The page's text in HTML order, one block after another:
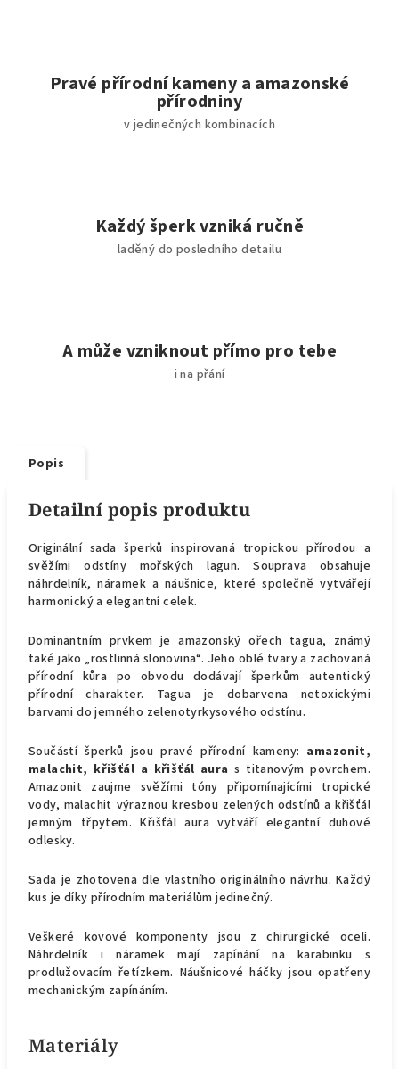
Pravé přírodní kameny a amazonské
přírodniny
v jedinečných kombinacích
Každý šperk vzniká ručně
laděný do posledního detailu
A může vzniknout přímo pro tebe
i na přání
Popis
Detailní popis produktu
Originální sada šperků inspirovaná tropickou přírodou a
svěžími odstíny mořských lagun. Souprava obsahuje
náhrdelník, náramek a náušnice, které společně vytvářejí
harmonický a elegantní celek.
Dominantním prvkem je amazonský ořech tagua, známý
také jako „rostlinná slonovina“. Jeho oblé tvary a zachovaná
přírodní kůra po obvodu dodávají šperkům autentický
přírodní charakter. Tagua je dobarvena netoxickými
barvami do jemného zelenotyrkysového odstínu.
Součástí šperků jsou pravé přírodní kameny: amazonit,
malachit, křišťál a křišťál aura s titanovým povrchem.
Amazonit zaujme svěžími tóny připomínajícími tropické
vody, malachit výraznou kresbou zelených odstínů a křišťál
jemným třpytem. Křišťál aura vytváří elegantní duhové
odlesky.
Sada je zhotovena dle vlastního originálního návrhu. Každý
kus je díky přírodním materiálům jedinečný.
Veškeré kovové komponenty jsou z chirurgické oceli.
Náhrdelník i náramek mají zapínání na karabinku s
prodlužovacím řetízkem. Náušnicové háčky jsou opatřeny
mechanickým zapínáním.
Materiály